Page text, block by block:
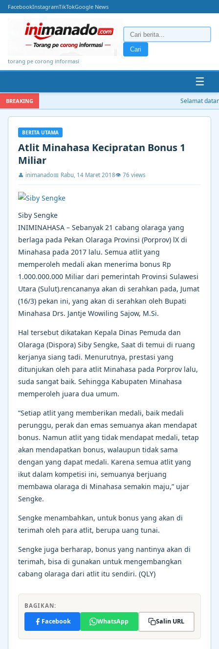
FacebookInstagramTikTokGoogle News
torang pe corong informasi
Cari
☰
BREAKING Selamat
BERITA UTAMA
Atlit Minahasa Kecipratan Bonus 1
Miliar
👤 inimanado📅 Rabu, 14 Maret 2018👁 76 views
Siby Sengke
INIMINAHASA – Sebanyak 21 cabang olaraga yang
berlaga pada Pekan Olaraga Provinsi (Porprov) lX di
Minahasa pada 2017 lalu. Semua atlit yang
memperoleh medali akan menerima bonus Rp
1.000.000.000 Miliar dari pemerintah Provinsi Sulawesi
Utara (Sulut).rencananya akan di serahkan pada, Jumat
(16/3) pekan ini, yang akan di serahkan oleh Bupati
Minahasa Drs. Jantje Wowiling Sajow, M.Si.
Hal tersebut dikatakan Kepala Dinas Pemuda dan
Olaraga (Dispora) Siby Sengke, Saat di temui di ruang
kerjanya siang tadi. Menurutnya, prestasi yang
ditunjukan oleh para atlit Minahasa pada Porprov lalu,
suda sangat baik. Sehingga Kabupaten Minahasa
memperoleh juara dua umum.
“Setiap atlit yang memberikan medali, baik medali
perunggu, perak dan emas semuanya akan mendapat
bonus. Namun atlit yang tidak mendapat medali, tetap
akan mendapatkan bonus, walaupun tidak sama
dengan yang dapat medali. Karena semua atlit yang
ikut dalam kompetisi ini, semuanya berjuang
membawa olaraga di Minahasa semakin maju,” ujar
Sengke.
Sengke menambahkan, untuk bonus yang akan di
terimah oleh para atlit, berupa uang tunai.
Sengke juga berharap, bonus yang nantinya akan di
terimah, bisa di gunakan untuk mengembangkan
cabang olaraga dari atlit itu sendiri. (QLY)
BAGIKAN:
Facebook WhatsApp Salin URL